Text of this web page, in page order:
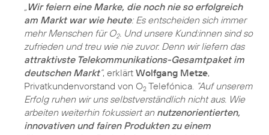
„Wir feiern eine Marke, die noch nie so erfolgreich
am Markt war wie heute: Es entscheiden sich immer
mehr Menschen für O2. Und unsere Kund:innen sind so
zufrieden und treu wie nie zuvor. Denn wir liefern das
attraktivste Telekommunikations-Gesamtpaket im
deutschen Markt”, erklärt Wolfgang Metze,
Privatkundenvorstand von O2 Telefónica. “Auf unserem
Erfolg ruhen wir uns selbstverständlich nicht aus. Wie
arbeiten weiterhin fokussiert an nutzenorientierten,
innovativen und fairen Produkten zu einem